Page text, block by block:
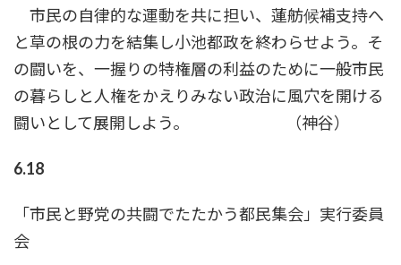
市民の自律的な運動を共に担い、蓮舫候補支持へ
と草の根の力を結集し小池都政を終わらせよう。そ
の闘いを、一握りの特権層の利益のために一般市民
の暮らしと人権をかえりみない政治に風穴を開ける
闘いとして展開しよう。 （神谷）
6.18
「市民と野党の共闘でたたかう都民集会」実行委員
会